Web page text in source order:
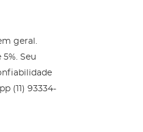
geral.
Seu
(11) 93334-